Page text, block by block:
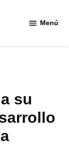
Menú
su